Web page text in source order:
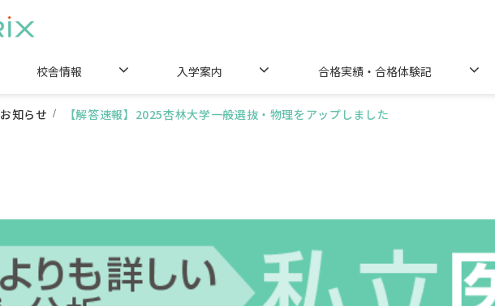
校舎情報 入学案内 合格実績・合格体験記
お知らせ 【解答速報】2025杏林大学一般選抜・物理をアップしました